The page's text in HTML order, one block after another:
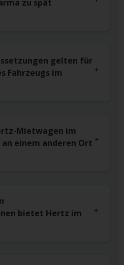
zu spät
gelten für
Fahrzeugs im
Mietwagen im
einem anderen Ort
bietet Hertz im